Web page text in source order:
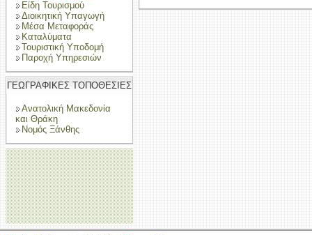
Είδη Τουρισμού
Διοικητική Υπαγωγή
Μέσα Μεταφοράς
Καταλύματα
Τουριστική Υποδομή
Παροχή Υπηρεσιών
ΓΕΩΓΡΑΦΙΚΕΣ ΤΟΠΟΘΕΣΙΕΣ
Ανατολική Μακεδονία
και Θράκη
Νομός Ξάνθης